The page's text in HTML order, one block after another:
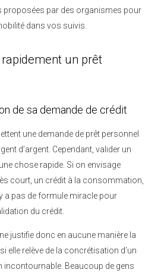
proposées par des organismes pour
dans vos suivis.
un prêt
de sa demande de crédit
une demande de prêt personnel
d’argent. Cependant, valider un
chose rapide. Si on envisage
court, un crédit à la consommation,
a pas de formule miracle pour
du crédit.
justifie donc en aucune manière la
elle relève de la concrétisation d’un
incontournable. Beaucoup de gens